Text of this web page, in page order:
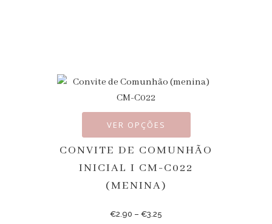
VER OPÇÕES
CONVITE DE COMUNHÃO
INICIAL I CM-C022
(MENINA)
€2.90 – €3.25